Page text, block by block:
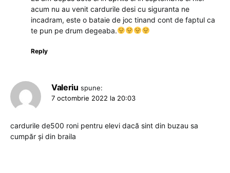
acum nu au venit cardurile desi cu siguranta ne
incadram, este o bataie de joc tinand cont de faptul ca
te pun pe drum degeaba.
Reply
Valeriu spune:
7 octombrie 2022 la 20:03
cardurile de500 roni pentru elevi dacă sint din buzau sa
cumpăr și din braila